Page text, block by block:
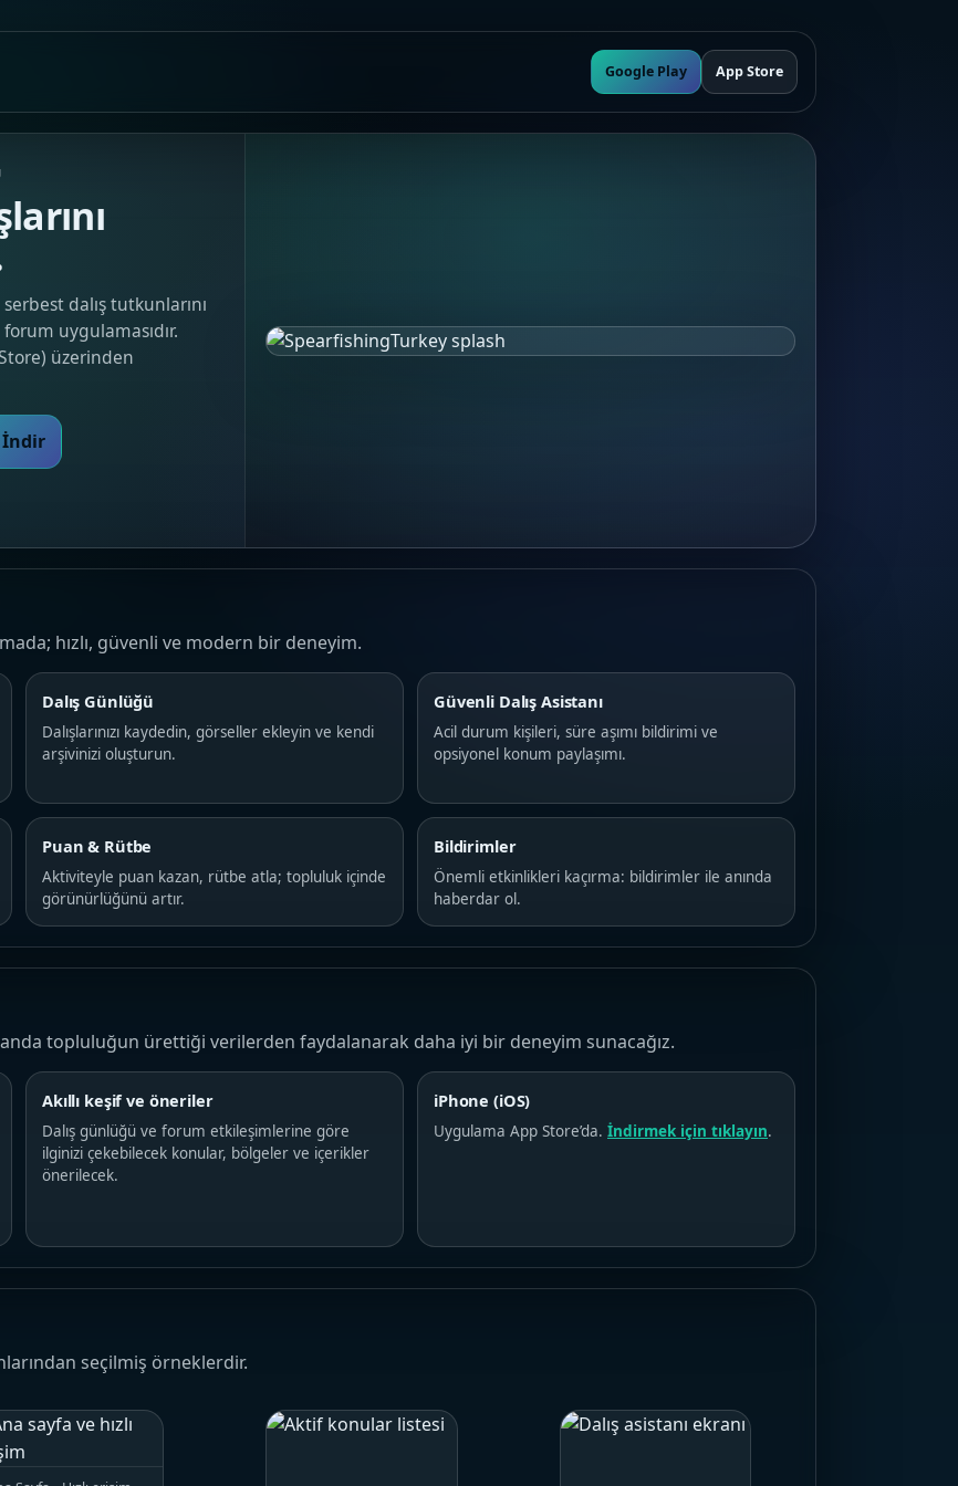
Google Play App Store
dalış tutkunlarını
uygulamasıdır.
üzerinden
İndir
hızlı, güvenli ve modern bir deneyim.
Dalış Günlüğü
Dalışlarınızı kaydedin, görseller ekleyin ve kendi
arşivinizi oluşturun.
Güvenli Dalış Asistanı
Acil durum kişileri, süre aşımı bildirimi ve
opsiyonel konum paylaşımı.
Puan & Rütbe
Aktiviteyle puan kazan, rütbe atla; topluluk içinde
görünürlüğünü artır.
Bildirimler
Önemli etkinlikleri kaçırma: bildirimler ile anında
haberdar ol.
topluluğun ürettiği verilerden faydalanarak daha iyi bir deneyim sunacağız.
Akıllı keşif ve öneriler
Dalış günlüğü ve forum etkileşimlerine göre
ilginizi çekebilecek konular, bölgeler ve içerikler
önerilecek.
iPhone (iOS)
Uygulama App Store’da. İndirmek için tıklayın.
seçilmiş örneklerdir.